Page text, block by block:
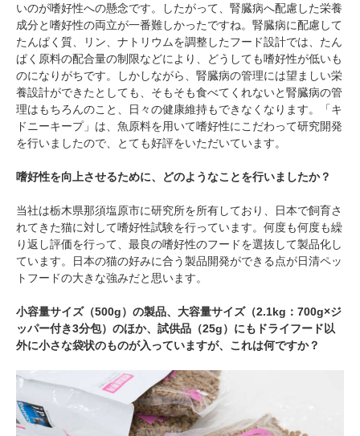
いのが嗜好性への懸念です。したがって、腎臓病へ配慮した栄養
成分と嗜好性の両立が一番難しかったですね。腎臓病に配慮して
たんぱく質、リン、ナトリウムを調整したフード設計では、たん
ぱく原料の配合量の制限などにより、どうしても嗜好性が低いも
のになりがちです。しかしながら、腎臓病の管理には望ましい栄
養設計ができたとしても、そもそも食べてくれないと腎臓病の管
理はもちろんのこと、日々の健康維持もできなくなります。「キ
ドニーキープ」は、魚原料を用いて嗜好性にこだわって研究開発
を行いましたので、とても好評をいただいています。
嗜好性を向上させるために、どのようなことを行いましたか？
当社は栃木県那須塩原市に研究所を所有しており、日本で飼育さ
れてきた猫に対して嗜好性試験を行っています。何度も何度も繰
り返し評価を行って、最良の嗜好性のフードを選抜して製品化し
ています。日本の猫の好みに合う製品開発ができる点が日清ペッ
トフードの大きな強みだと思います。
小容量サイズ（500g）の製品、大容量サイズ（2.1kg：700g×ジ
ッパー付き3分包）のほか、試供品（25g）にもドライフード以
外に小さな袋状のものが入っていますが、これは何ですか？